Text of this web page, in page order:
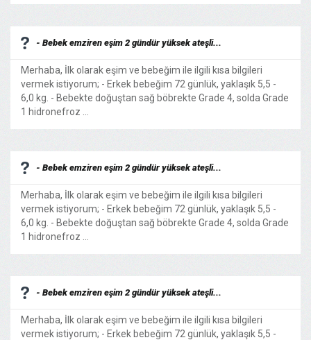
- Bebek emziren eşim 2 gündür yüksek ateşli...
Merhaba, İlk olarak eşim ve bebeğim ile ilgili kısa bilgileri
vermek istiyorum; - Erkek bebeğim 72 günlük, yaklaşık 5,5 -
6,0 kg. - Bebekte doğuştan sağ böbrekte Grade 4, solda Grade
1 hidronefroz ...
- Bebek emziren eşim 2 gündür yüksek ateşli...
Merhaba, İlk olarak eşim ve bebeğim ile ilgili kısa bilgileri
vermek istiyorum; - Erkek bebeğim 72 günlük, yaklaşık 5,5 -
6,0 kg. - Bebekte doğuştan sağ böbrekte Grade 4, solda Grade
1 hidronefroz ...
- Bebek emziren eşim 2 gündür yüksek ateşli...
Merhaba, İlk olarak eşim ve bebeğim ile ilgili kısa bilgileri
vermek istiyorum; - Erkek bebeğim 72 günlük, yaklaşık 5,5 -